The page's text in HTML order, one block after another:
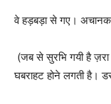
वे हड़बड़ा से गए। अचानक
(जब से सुरभि गयी है ज़रा
घबराहट होने लगती है।